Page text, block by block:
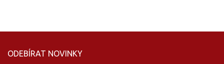
ODEBÍRAT NOVINKY